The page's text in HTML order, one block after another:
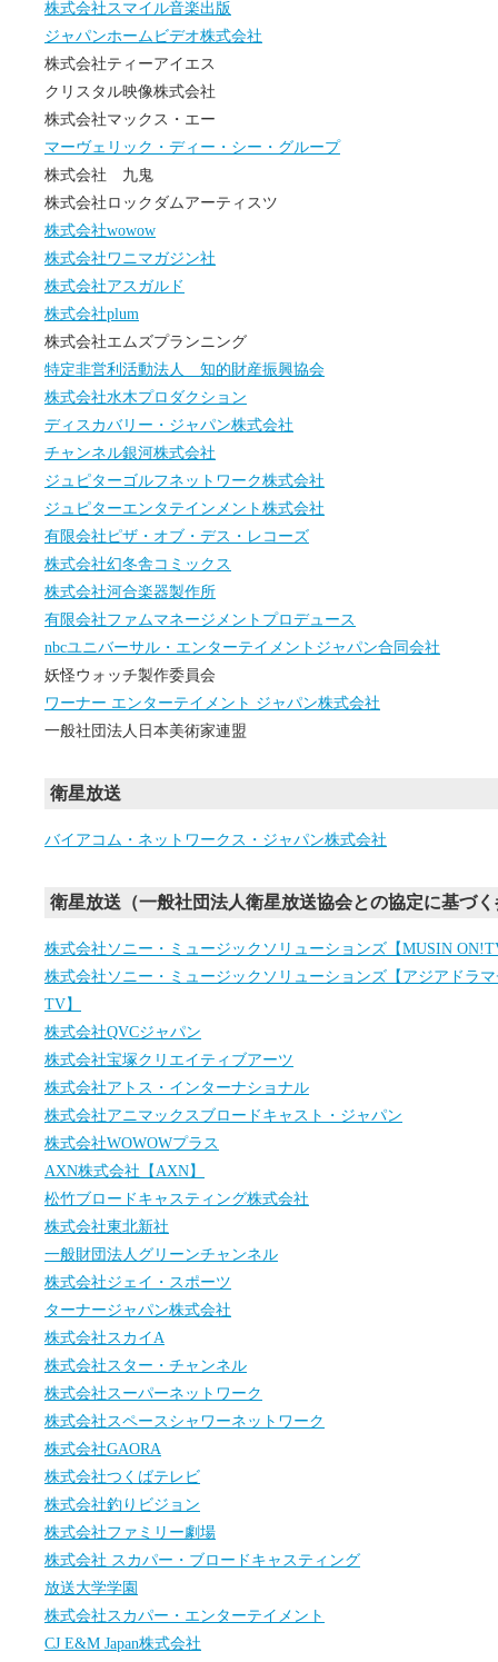
株式会社スマイル音楽出版
ジャパンホームビデオ株式会社
株式会社ティーアイエス
クリスタル映像株式会社
株式会社マックス・エー
マーヴェリック・ディー・シー・グループ
株式会社 九鬼
株式会社ロックダムアーティスツ
株式会社wowow
株式会社ワニマガジン社
株式会社アスガルド
株式会社plum
株式会社エムズプランニング
特定非営利活動法人 知的財産振興協会
株式会社水木プロダクション
ディスカバリー・ジャパン株式会社
チャンネル銀河株式会社
ジュピターゴルフネットワーク株式会社
ジュピターエンタテインメント株式会社
有限会社ピザ・オブ・デス・レコーズ
株式会社幻冬舎コミックス
株式会社河合楽器製作所
有限会社ファムマネージメントプロデュース
nbcユニバーサル・エンターテイメントジャパン合同会社
妖怪ウォッチ製作委員会
ワーナー エンターテイメント ジャパン株式会社
一般社団法人日本美術家連盟
衛星放送
バイアコム・ネットワークス・ジャパン株式会社
衛星放送（一般社団法人衛星放送協会との協定に基づ
株式会社ソニー・ミュージックソリューションズ【MUSIN
株式会社ソニー・ミュージックソリューションズ【アジアドラ
TV】
株式会社QVCジャパン
株式会社宝塚クリエイティブアーツ
株式会社アトス・インターナショナル
株式会社アニマックスブロードキャスト・ジャパン
株式会社WOWOWプラス
AXN株式会社【AXN】
松竹ブロードキャスティング株式会社
株式会社東北新社
一般財団法人グリーンチャンネル
株式会社ジェイ・スポーツ
ターナージャパン株式会社
株式会社スカイA
株式会社スター・チャンネル
株式会社スーパーネットワーク
株式会社スペースシャワーネットワーク
株式会社GAORA
株式会社つくばテレビ
株式会社釣りビジョン
株式会社ファミリー劇場
株式会社 スカパー・ブロードキャスティング
放送大学学園
株式会社スカパー・エンターテイメント
CJ E&M Japan株式会社